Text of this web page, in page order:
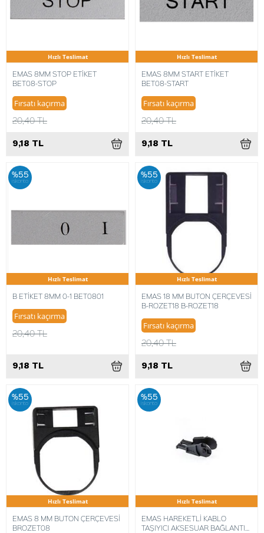
Hızlı Teslimat
EMAS 8MM STOP ETİKET
BET08-STOP
Fırsatı kaçırma
20,40 TL
9,18 TL
Hızlı Teslimat
EMAS 8MM START ETİKET
BET08-START
Fırsatı kaçırma
20,40 TL
9,18 TL
%55
iskonto
Hızlı Teslimat
B ETİKET 8MM 0-1 BET0801
Fırsatı kaçırma
20,40 TL
9,18 TL
%55
iskonto
Hızlı Teslimat
EMAS 18 MM BUTON ÇERÇEVESİ
B-ROZET18 B-ROZET18
Fırsatı kaçırma
20,40 TL
9,18 TL
%55
iskonto
Hızlı Teslimat
EMAS 8 MM BUTON ÇERÇEVESİ
BROZET08
%55
iskonto
Hızlı Teslimat
EMAS HAREKETLİ KABLO
TAŞIYICI AKSESUAR BAĞLANTI